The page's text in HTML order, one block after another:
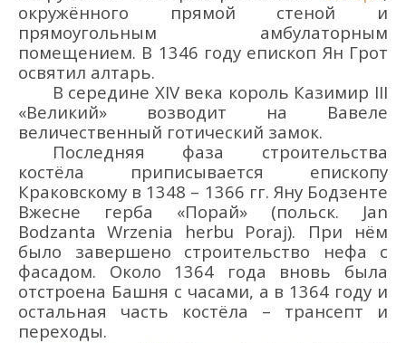
окружённого прямой стеной и
прямоугольным амбулаторным
помещением. В 1346 году епископ Ян Грот
освятил алтарь.
В середине XIV века король Казимир III
«Великий» возводит на Вавеле
величественный готический замок.
Последняя фаза строительства
костёла приписывается епископу
Краковскому в 1348 – 1366 гг. Яну Бодзенте
Вжесне герба «Порай» (польск. Jan
Bodzanta Wrzenia herbu Poraj). При нём
было завершено строительство нефа с
фасадом. Около 1364 года вновь была
отстроена Башня с часами, а в 1364 году и
остальная часть костёла – трансепт и
переходы.